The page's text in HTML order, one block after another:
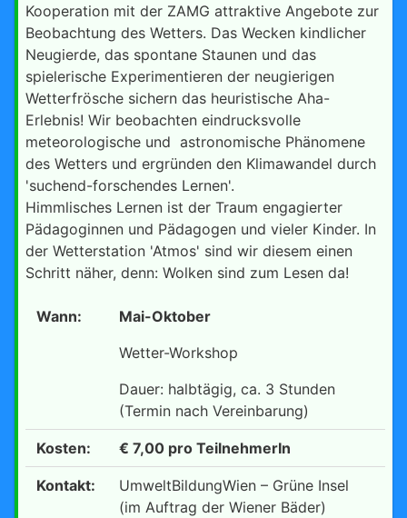
Kooperation mit der ZAMG attraktive Angebote zur
Beobachtung des Wetters. Das Wecken kindlicher
Neugierde, das spontane Staunen und das
spielerische Experimentieren der neugierigen
Wetterfrösche sichern das heuristische Aha-
Erlebnis! Wir beobachten eindrucksvolle
meteorologische und astronomische Phänomene
des Wetters und ergründen den Klimawandel durch
'suchend-forschendes Lernen'.
Himmlisches Lernen ist der Traum engagierter
Pädagoginnen und Pädagogen und vieler Kinder. In
der Wetterstation 'Atmos' sind wir diesem einen
Schritt näher, denn: Wolken sind zum Lesen da!
Wann:
Mai-Oktober
Wetter-Workshop
Dauer: halbtägig, ca. 3 Stunden
(Termin nach Vereinbarung)
Kosten: € 7,00 pro TeilnehmerIn
Kontakt:
UmweltBildungWien – Grüne Insel
(im Auftrag der Wiener Bäder)